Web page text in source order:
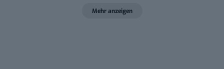
Mehr anzeigen